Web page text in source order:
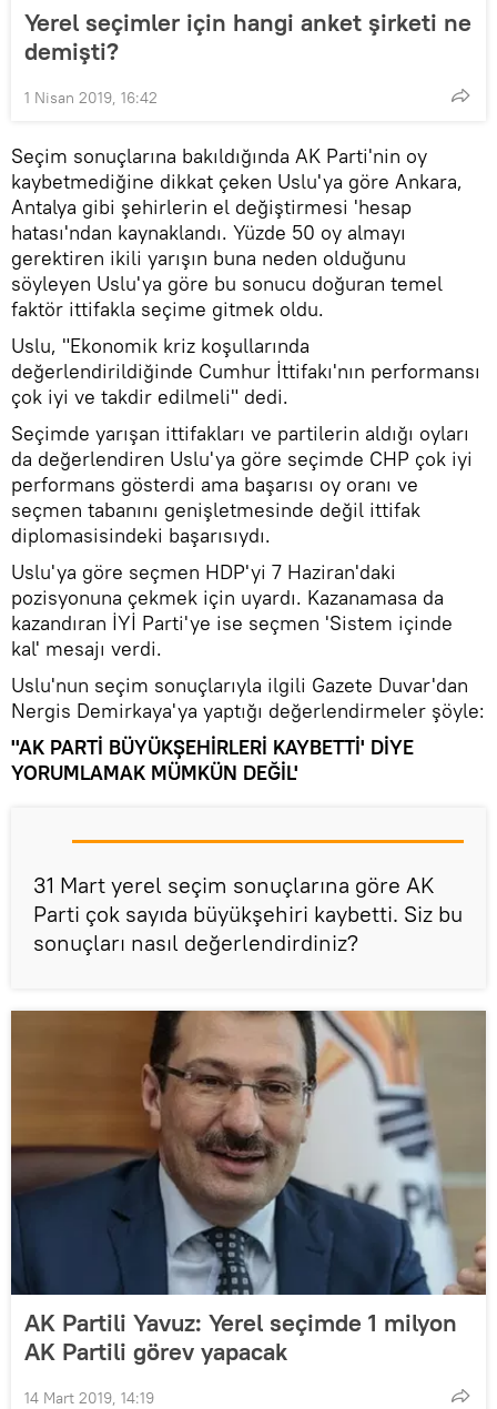
Yerel seçimler için hangi anket şirketi ne
demişti?
1 Nisan 2019, 16:42
Seçim sonuçlarına bakıldığında AK Parti'nin oy
kaybetmediğine dikkat çeken Uslu'ya göre Ankara,
Antalya gibi şehirlerin el değiştirmesi 'hesap
hatası'ndan kaynaklandı. Yüzde 50 oy almayı
gerektiren ikili yarışın buna neden olduğunu
söyleyen Uslu'ya göre bu sonucu doğuran temel
faktör ittifakla seçime gitmek oldu.
Uslu, "Ekonomik kriz koşullarında
değerlendirildiğinde Cumhur İttifakı'nın performansı
çok iyi ve takdir edilmeli" dedi.
Seçimde yarışan ittifakları ve partilerin aldığı oyları
da değerlendiren Uslu'ya göre seçimde CHP çok iyi
performans gösterdi ama başarısı oy oranı ve
seçmen tabanını genişletmesinde değil ittifak
diplomasisindeki başarısıydı.
Uslu'ya göre seçmen HDP'yi 7 Haziran'daki
pozisyonuna çekmek için uyardı. Kazanamasa da
kazandıran İYİ Parti'ye ise seçmen 'Sistem içinde
kal' mesajı verdi.
Uslu'nun seçim sonuçlarıyla ilgili Gazete Duvar'dan
Nergis Demirkaya'ya yaptığı değerlendirmeler şöyle:
''AK PARTİ BÜYÜKŞEHİRLERİ KAYBETTİ' DİYE
YORUMLAMAK MÜMKÜN DEĞİL'
31 Mart yerel seçim sonuçlarına göre AK
Parti çok sayıda büyükşehiri kaybetti. Siz bu
sonuçları nasıl değerlendirdiniz?
AK Partili Yavuz: Yerel seçimde 1 milyon
AK Partili görev yapacak
14 Mart 2019, 14:19